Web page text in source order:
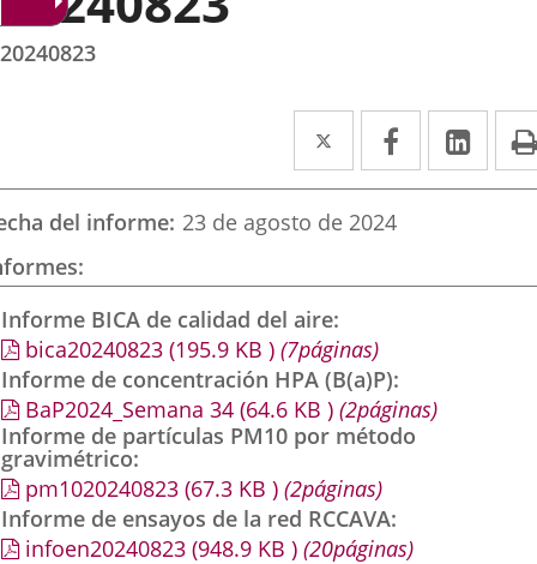
20240823
Twitter
Enlace
a
una
externa.
Facebook
Enlace
a
externa.
a
del informe 23 de agosto de 2024
Informe BICA de calidad del aire
bica20240823 (195.9 KB ) (7páginas)
Informe de concentración HPA (B(a)P)
BaP2024_Semana 34 (64.6 KB ) (2páginas)
Informe de partículas PM10 por método
gravimétrico
pm1020240823 (67.3 KB ) (2páginas)
Informe de ensayos de la red RCCAVA
infoen20240823 (948.9 KB ) (20páginas)